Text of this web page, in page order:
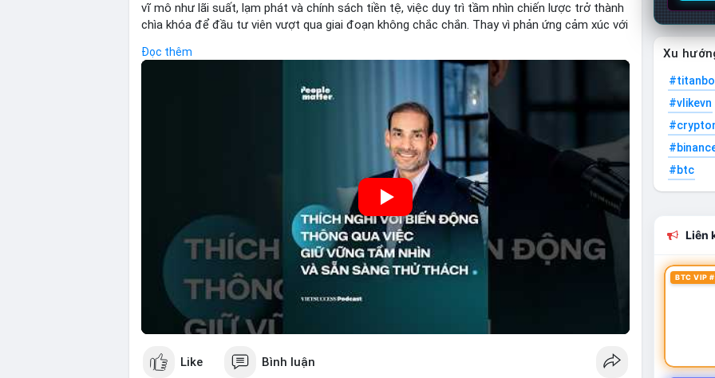
vĩ mô như lãi suất, lạm phát và chính sách tiền tệ, việc duy trì tầm nhìn chiến lược trở thành
chìa khóa để đầu tư viên vượt qua giai đoạn không chắc chắn. Thay vì phản ứng cảm xúc với
bản, phân배 tài sản hợp lý và kiên持 theo kế hoạch đã định. Điều này không chỉ giúp giảm rủi
ro mà còn tạo điều kiện để tận dụng cơ hội khi thị trường phục hồi.
Đọc thêm
Like Bình luận
Xu
#vlikevn
#btc
Liên
BTC VIP